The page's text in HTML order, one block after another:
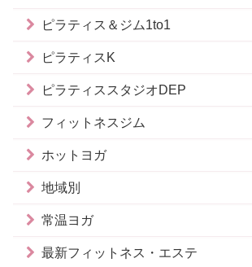
ピラティス＆ジム1to1
ピラティスK
ピラティススタジオDEP
フィットネスジム
ホットヨガ
地域別
常温ヨガ
最新フィットネス・エステ